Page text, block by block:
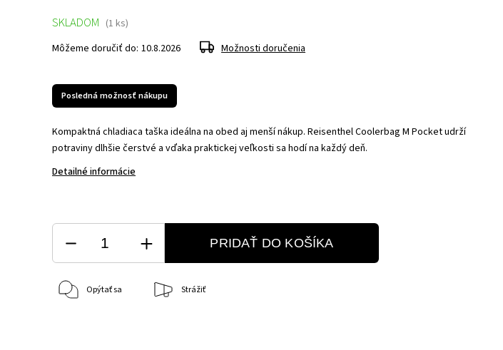
Posledná možnosť nákupu
Kompaktná chladiaca taška ideálna na obed aj menší nákup. Reisenthel Coolerbag M Pocket udrží
potraviny dlhšie čerstvé a vďaka praktickej veľkosti sa hodí na každý deň.
Detailné informácie
SKLADOM (1 ks)
Môžeme doručiť do: 10.8.2026 Možnosti doručenia
PRIDAŤ DO KOŠÍKA
Opýtať sa Strážiť